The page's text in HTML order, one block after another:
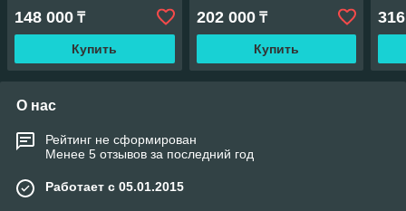
148 000 ₸
Купить
202 000₸
Купить
О нас
Рейтинг не сформирован
Менее 5 отзывов за последний год
Работает с 05.01.2015